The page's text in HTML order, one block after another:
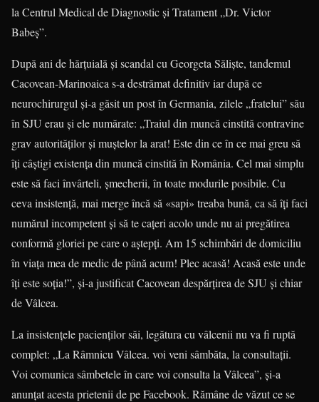
la Centrul Medical de Diagnostic şi Tratament „Dr. Victor
Babeş”.
După ani de hărţuială şi scandal cu Georgeta Sălişte, tandemul
Caco­vean-Marinoaica s-a destrămat definitiv iar după ce
neurochirurgul şi-a găsit un post în Germania, zilele „fratelui” său
în SJU erau şi ele numărate: „Traiul din muncă cinstită contravine
grav autorităţilor şi muştelor la arat! Este din ce în ce mai greu să
îţi câştigi existenţa din muncă cinstită în România. Cel mai simplu
este să faci învârteli, şmecherii, în toate modurile posi­bile. Cu
ceva insistenţă, mai merge încă să «sapi» treaba bună, ca să îţi faci
numărul incompetent şi să te caţeri acolo unde nu ai pregătirea
conformă gloriei pe care o aştepţi. Am 15 schimbări de domiciliu
în viaţa mea de medic de până acum! Plec acasă! Acasă este unde
îţi este soţia!”, şi-a justificat Cacovean despărţirea de SJU şi chiar
de Vâlcea.
La insistenţele pacienţilor săi, legătura cu vâlcenii nu va fi ruptă
complet: „La Râmnicu Vâlcea. voi veni sâmbăta, la consultaţii.
Voi comunica sâmbetele în care voi consulta la Vâlcea”, şi-a
anunţat acesta prietenii de pe Facebook. Rămâne de văzut ce se